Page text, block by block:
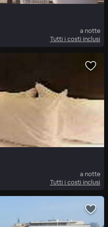
a notte
Tutti i costi inclusi
a notte
Tutti i costi inclusi